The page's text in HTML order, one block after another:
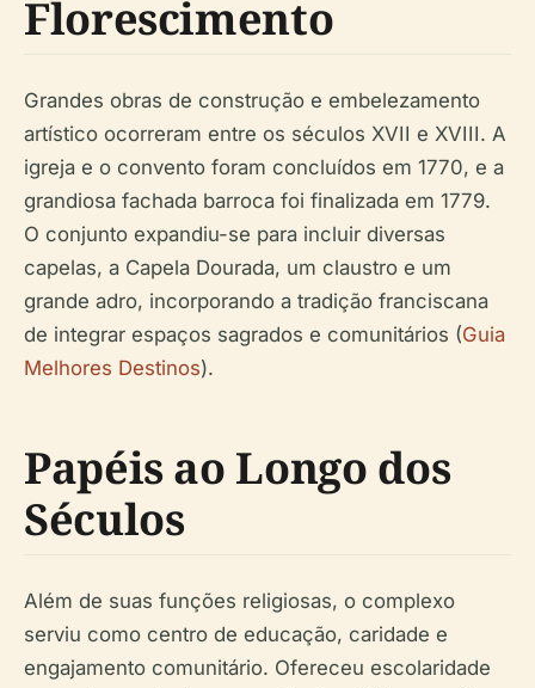
Florescimento
Grandes obras de construção e embelezamento
artístico ocorreram entre os séculos XVII e XVIII. A
igreja e o convento foram concluídos em 1770, e a
grandiosa fachada barroca foi finalizada em 1779.
O conjunto expandiu-se para incluir diversas
capelas, a Capela Dourada, um claustro e um
grande adro, incorporando a tradição franciscana
de integrar espaços sagrados e comunitários (Guia
Melhores Destinos).
Papéis ao Longo dos
Séculos
Além de suas funções religiosas, o complexo
serviu como centro de educação, caridade e
engajamento comunitário. Ofereceu escolaridade